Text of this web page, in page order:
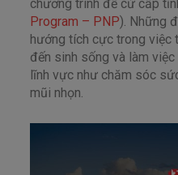
chương trình đề cử cấp
Program – PNP). Những
hướng tích cực trong việc
đến sinh sống và làm
lĩnh vực như chăm sóc
mũi nhọn.